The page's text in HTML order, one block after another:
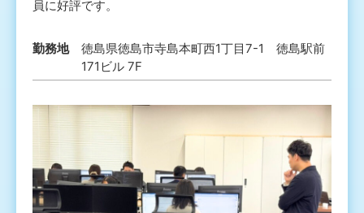
員に好評です。
勤務地
徳島県徳島市寺島本町西1丁目7-1 徳島駅前
171ビル 7F